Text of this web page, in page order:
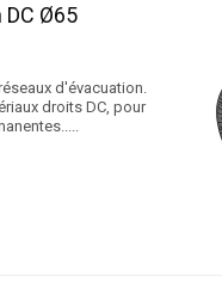
Ø65
d'évacuation.
droits DC, pour